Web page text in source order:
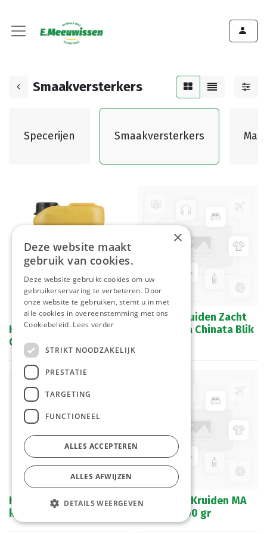
Smaakversterkers
Specerijen Smaakversterkers
Ketjap Manis Conimex
Can 2,5 L
Paprika Kruiden Zacht
Gerookt La Chinata Blik
Kip Kruiden R.A. Zak 10
kg
Spaghetti Kruiden MA
R.A. Pot 600 gr
×
Deze website maakt
gebruik van cookies.
Deze website gebruikt cookies om uw
gebruikerservaring te verbeteren. Door
onze website te gebruiken, stemt u in met
alle cookies in overeenstemming met ons
Cookiebeleid. Lees verder
STRIKT NOODZAKELIJK
PRESTATIE
TARGETING
FUNCTIONEEL
ALLES ACCEPTEREN
ALLES AFWIJZEN
DETAILS WEERGEVEN